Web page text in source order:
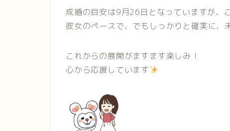
成婚の目安は9月26日となっていますが、
彼女のペースで、でもしっかりと確実に、
これからの展開がますます楽しみ！
心から応援しています